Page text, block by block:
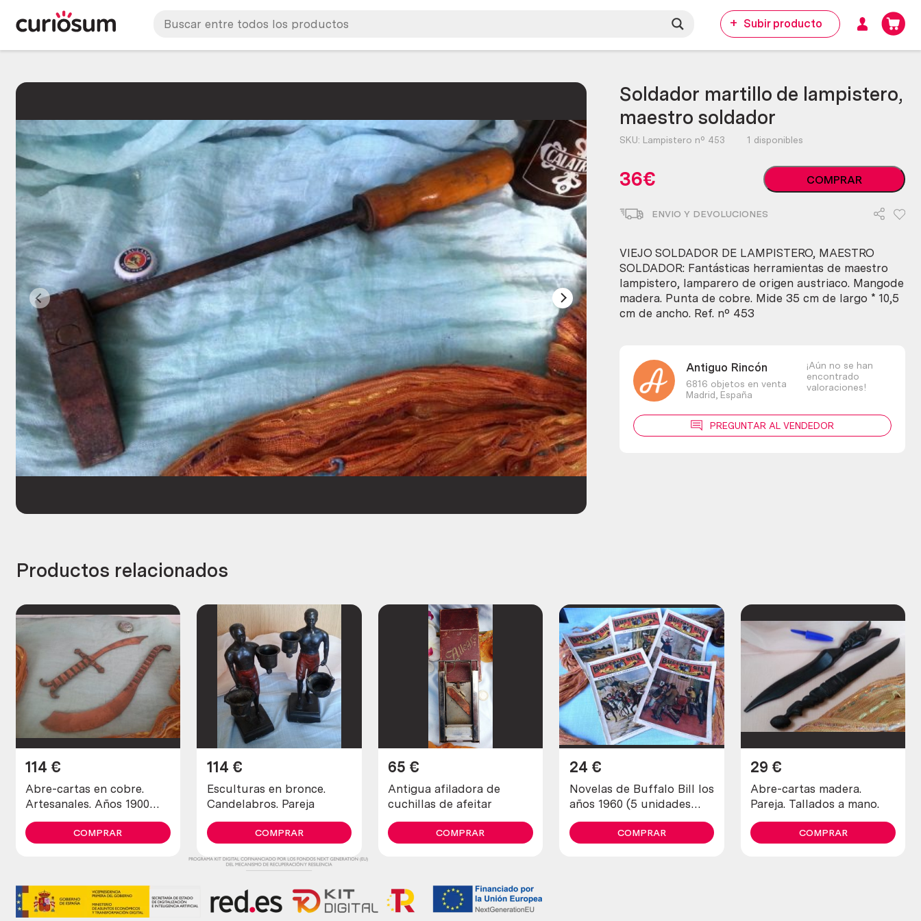
Subir producto
Soldador martillo de lampistero,
maestro soldador
SKU: Lampistero nº 453 1 disponibles
36€
Soldador
martillo
lampistero,
soldador
cantidad
COMPRAR
ENVIO Y DEVOLUCIONES
VIEJO SOLDADOR DE LAMPISTERO, MAESTRO
SOLDADOR: Fantásticas herramientas de maestro
lampistero, lamparero de origen austriaco. Mangode
madera. Punta de cobre. Mide 35 cm de largo * 10,5
cm de ancho. Ref. nº 453
Antiguo Rincón
6816 objetos en venta
Madrid, España
¡Aún no se han
encontrado
valoraciones!
PREGUNTAR AL VENDEDOR
Productos relacionados
Abre-cartas en cobre.
Artesanales. Años 1900
maravillosos. Old open
letters in copper
114 €
COMPRAR
Esculturas en bronce.
Candelabros. Pareja
114 €
COMPRAR
Antigua afiladora de
cuchillas de afeitar
65 €
COMPRAR
Novelas de Buffalo Bill los
años 1960 (5 unidades
diferentes)
24 €
COMPRAR
Abre-cartas madera.
Pareja. Tallados a mano.
29 €
COMPRAR